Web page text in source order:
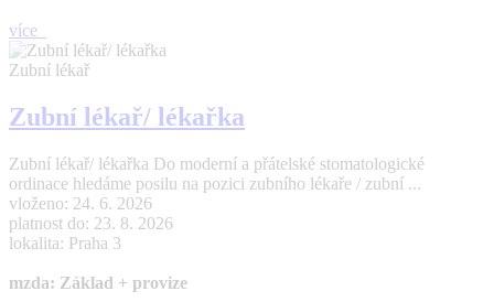
více
Zubní lékař
Zubní lékař/ lékařka
Zubní lékař/ lékařka Do moderní a přátelské stomatologické
ordinace hledáme posilu na pozici zubního lékaře / zubní ...
vloženo: 24. 6. 2026
platnost do: 23. 8. 2026
lokalita: Praha 3
mzda: Základ + provize